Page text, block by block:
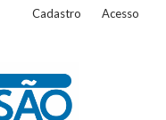
Cadastro Acesso